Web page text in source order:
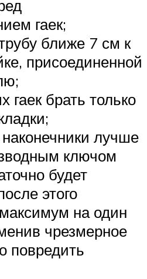
гаек;
ближе 7 см к
присоединенной
гаек брать только
наконечники лучше
ключом
будет
этого
на один
чрезмерное
повредить